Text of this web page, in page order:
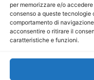
per memorizzare e/o
consenso a queste tecnologie
comportamento di
acconsentire o ritirare il
caratteristiche e funzioni.
Direttore
Direttore